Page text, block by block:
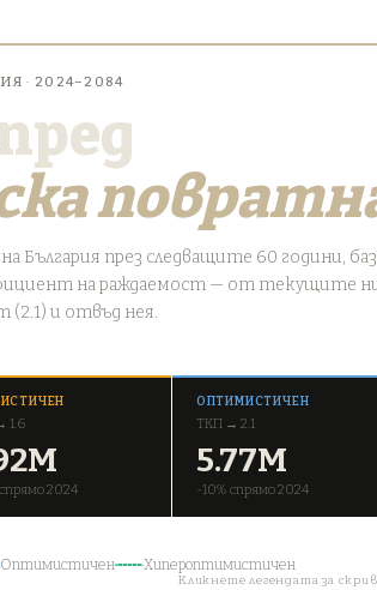
· 2024–2084
България през следващите 60 години,
на раждаемост — от текущите
и отвъд нея.
1.6
2024
ОПТИМИСТИЧЕН
ТКП → 2.1
5.77М
-10% спрямо 2024
Оптимистичен Хипероптимистичен
Кликнете легендата за